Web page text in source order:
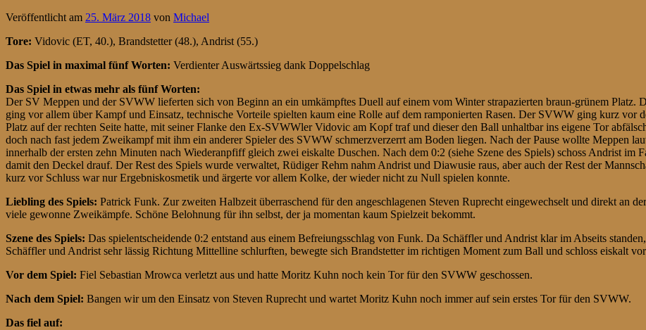
Veröffentlicht am 25. März 2018 von Michael
Tore: Vidovic (ET, 40.), Brandstetter (48.), Andrist (55.)
Das Spiel in maximal fünf Worten: Verdienter Auswärtssieg dank Doppelschlag
Das Spiel in etwas mehr als fünf Worten:
Der SV Meppen und der SVWW lieferten sich von Beginn an ein umkämpftes Duell auf einem vom Winter strapazierten braun-grünem Platz.
ging vor allem über Kampf und Einsatz, technische Vorteile spielten kaum eine Rolle auf dem ramponierten Rasen. Der SVWW ging kurz vor
Platz auf der rechten Seite hatte, mit seiner Flanke den Ex-SVWWler Vidovic am Kopf traf und dieser den Ball unhaltbar ins eigene Tor
doch nach fast jedem Zweikampf mit ihm ein anderer Spieler des SVWW schmerzverzerrt am Boden liegen. Nach der Pause wollte Meppen
innerhalb der ersten zehn Minuten nach Wiederanpfiff gleich zwei eiskalte Duschen. Nach dem 0:2 (siehe Szene des Spiels) schoss Andrist im
damit den Deckel drauf. Der Rest des Spiels wurde verwaltet, Rüdiger Rehm nahm Andrist und Diawusie raus, aber auch der Rest der
kurz vor Schluss war nur Ergebniskosmetik und ärgerte vor allem Kolke, der wieder nicht zu Null spielen konnte.
Liebling des Spiels: Patrick Funk. Zur zweiten Halbzeit überraschend für den angeschlagenen Steven Ruprecht eingewechselt und direkt an
viele gewonne Zweikämpfe. Schöne Belohnung für ihn selbst, der ja momentan kaum Spielzeit bekommt.
Szene des Spiels: Das spielentscheidende 0:2 entstand aus einem Befreiungsschlag von Funk. Da Schäffler und Andrist klar im Abseits
Schäffler und Andrist sehr lässig Richtung Mittelline schlurften, bewegte sich Brandstetter im richtigen Moment zum Ball und schloss eiskalt
Vor dem Spiel: Fiel Sebastian Mrowca verletzt aus und hatte Moritz Kuhn noch kein Tor für den SVWW geschossen.
Nach dem Spiel: Bangen wir um den Einsatz von Steven Ruprecht und wartet Moritz Kuhn noch immer auf sein erstes Tor für den SVWW.
Das fiel auf: